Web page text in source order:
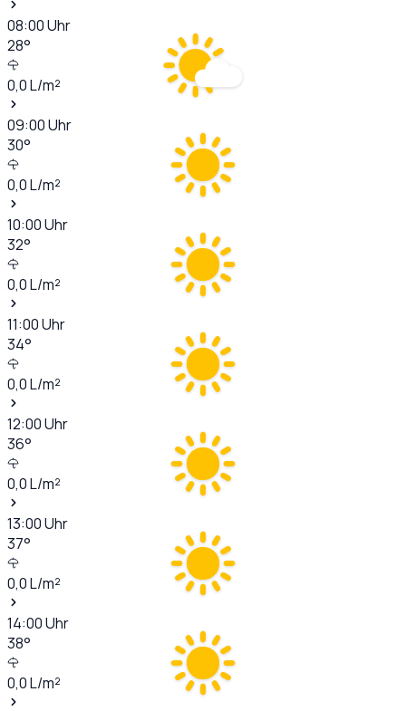
08:00Uhr
28°
0,0L/m²
09:00Uhr
30°
0,0L/m²
10:00Uhr
32°
0,0L/m²
11:00Uhr
34°
0,0L/m²
12:00Uhr
36°
0,0L/m²
13:00Uhr
37°
0,0L/m²
14:00Uhr
38°
0,0L/m²